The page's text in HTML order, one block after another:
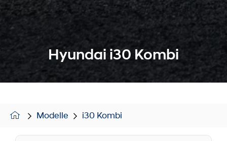
Hyundai i30 Kombi
Modelle i30 Kombi